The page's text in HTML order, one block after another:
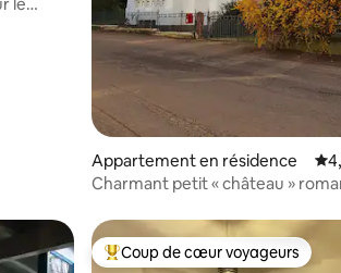
: 4,95 sur 5
Appartement en résidence
Charmant petit « château »
appréciés Coups de cœur voyageurs les
Coup de cœur voyageurs